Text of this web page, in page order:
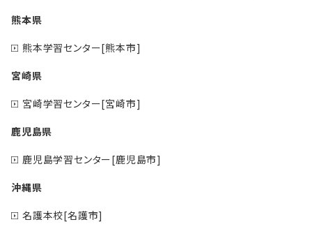
熊本県
熊本学習センター[熊本市]
宮崎県
宮崎学習センター[宮崎市]
鹿児島県
鹿児島学習センター[鹿児島市]
沖縄県
名護本校[名護市]